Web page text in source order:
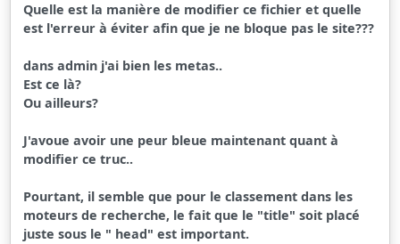
Quelle est la manière de modifier ce fichier et quelle
est l'erreur à éviter afin que je ne bloque pas le site???
dans admin j'ai bien les metas..
Est ce là?
Ou ailleurs?
J'avoue avoir une peur bleue maintenant quant à
modifier ce truc..
Pourtant, il semble que pour le classement dans les
moteurs de recherche, le fait que le "title" soit placé
juste sous le " head" est important.